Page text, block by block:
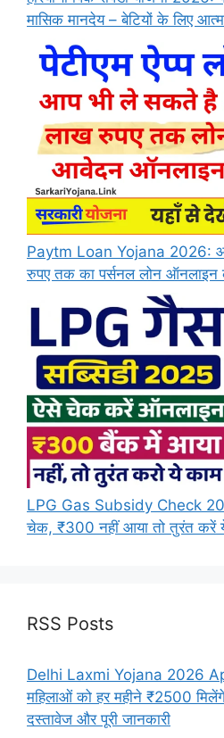
मासिक मानदेय – बेटियों के लिए
Paytm Loan Yojana 2026:
रुपए तक का पर्सनल लोन
LPG Gas Subsidy Check
चेक, ₹300 नहीं आया तो तुरंत करें
RSS Posts
Delhi Laxmi Yojana 2026
महिलाओं को हर महीने ₹2500
दस्तावेज और पूरी जानकारी